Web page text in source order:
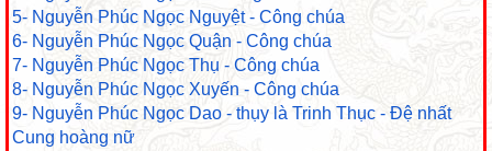
5- Nguyễn Phúc Ngọc Nguyệt - Công chúa
6- Nguyễn Phúc Ngọc Quận - Công chúa
7- Nguyễn Phúc Ngọc Thụ - Công chúa
8- Nguyễn Phúc Ngọc Xuyến - Công chúa
9- Nguyễn Phúc Ngọc Dao - thụy là Trinh Thục - Đệ nhất
Cung hoàng nữ